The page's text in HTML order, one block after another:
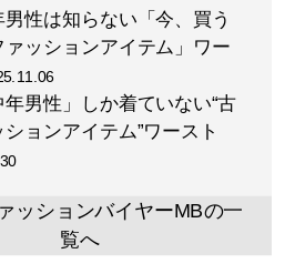
自信は服で簡単につくること
ができる!
『 最速でおしゃれに見せる
方法 【電子限定特典付き】
』
男性は知らない「今、買う
ァッションアイテム」ワー
年男性」しか着ていない“古
ョンアイテム”ワースト
ッションバイヤーMBの一
覧へ